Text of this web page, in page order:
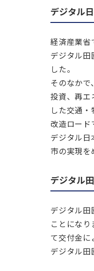
デジタル
経済産業
デジタル
した。
そのなか
投資、再エ
した交通
改造ロード
デジタル
市の実現を
デジタル
デジタル
ことにな
て交付金に
デジタル田